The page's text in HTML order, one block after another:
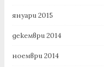
януари 2015
декември 2014
ноември 2014